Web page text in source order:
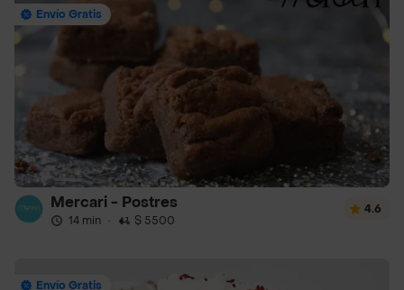
Envío Gratis
Mercari - Postres
14 min · $ 5500
4.6
Envío Gratis